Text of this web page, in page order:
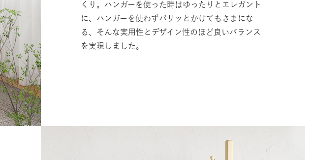
くり。ハンガーを使った時はゆったりとエレガント
に、ハンガーを使わずバサッとかけてもさまにな
る、そんな実用性とデザイン性のほど良いバランス
を実現しました。